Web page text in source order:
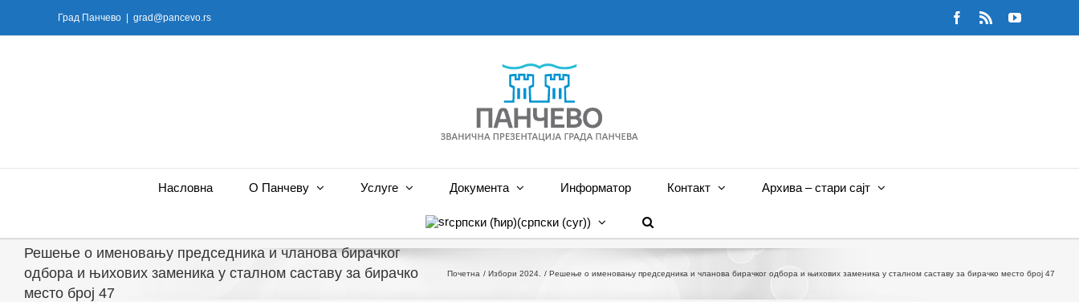
Град Панчево grad@pancevo.rs Facebook
Rss YouTube
Насловна О Панчеву Услуге Документа Информатор Контакт Архива – стари сајт
српски (ћир)(српски (cyr))
Решење о именовању председника и чланова бирачког
одбора и њихових заменика у сталном саставу за бирачко
место број 47
Почетна Избори 2024. Решење о именовању председника и чланова бирачког одбора и њихових заменика у сталном саставу за бирачко место број 47